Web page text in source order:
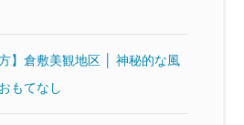
方】倉敷美観地区 │ 神秘的な風
もてなし